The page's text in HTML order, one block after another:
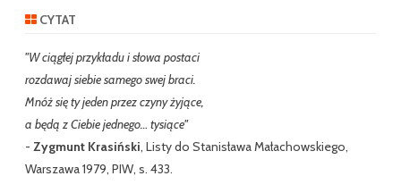
CYTAT
"W ciągłej przykładu i słowa postaci
rozdawaj siebie samego swej braci.
Mnóż się ty jeden przez czyny żyjące,
a będą z Ciebie jednego… tysiące"
- Zygmunt Krasiński, Listy do Stanisława Małachowskiego,
Warszawa 1979, PIW, s. 433.